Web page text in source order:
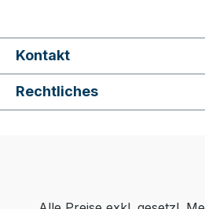
Kontakt
Rechtliches